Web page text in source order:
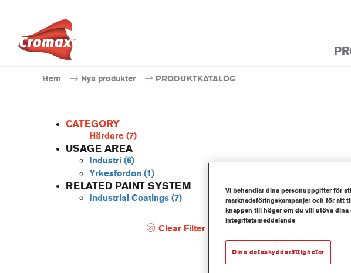
Hem Nya produkter PRODUKTKATALOG
CATEGORY
Härdare (7)
USAGE AREA
Industri (6)
Yrkesfordon (1)
RELATED PAINT SYSTEM
Industrial Coatings (7)
Clear Filter
Artikelnummer
Produktnummer
Mer information
Vi behandlar dina personuppgifter för
marknadsföringskampanjer och för att
knappen till höger om du vill utöva
integritetsmeddelande
Dina dataskyddsrättigheter